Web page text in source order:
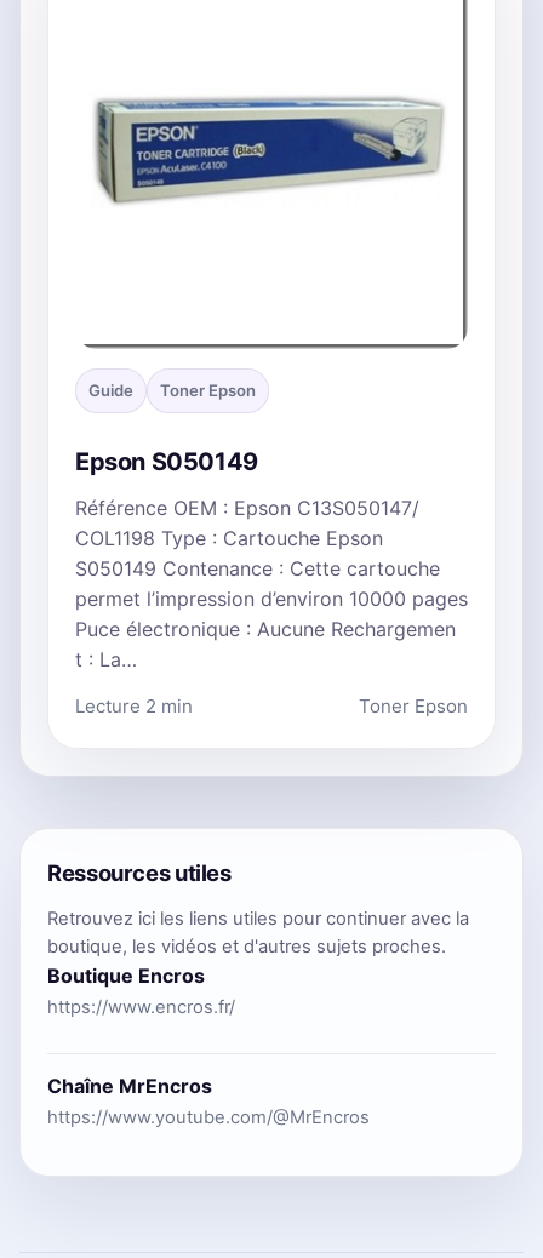
Guide Toner Epson
Epson S050149
Référence OEM : Epson C13S050147/
COL1198 Type : Cartouche Epson
S050149 Contenance : Cette cartouche
permet l’impression d’environ 10000 pages
Puce électronique : Aucune Rechargemen
t : La…
Lecture 2 min Toner Epson
Ressources utiles
Retrouvez ici les liens utiles pour continuer avec la
boutique, les vidéos et d'autres sujets proches.
Boutique Encros
https://www.encros.fr/
Chaîne MrEncros
https://www.youtube.com/@MrEncros